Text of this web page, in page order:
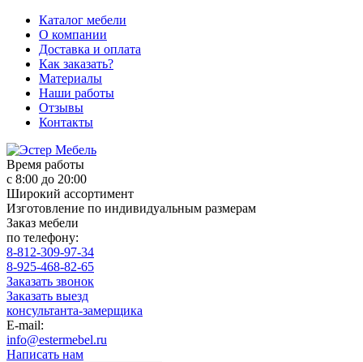
Каталог мебели
О компании
Доставка и оплата
Как заказать?
Материалы
Наши работы
Отзывы
Контакты
Время работы
с 8:00 до 20:00
Широкий ассортимент
Изготовление по индивидуальным размерам
Заказ мебели
по телефону:
8-812-309-97-34
8-925-468-82-65
Заказать звонок
Заказать выезд
консультанта-замерщика
E-mail:
info@estermebel.ru
Написать нам